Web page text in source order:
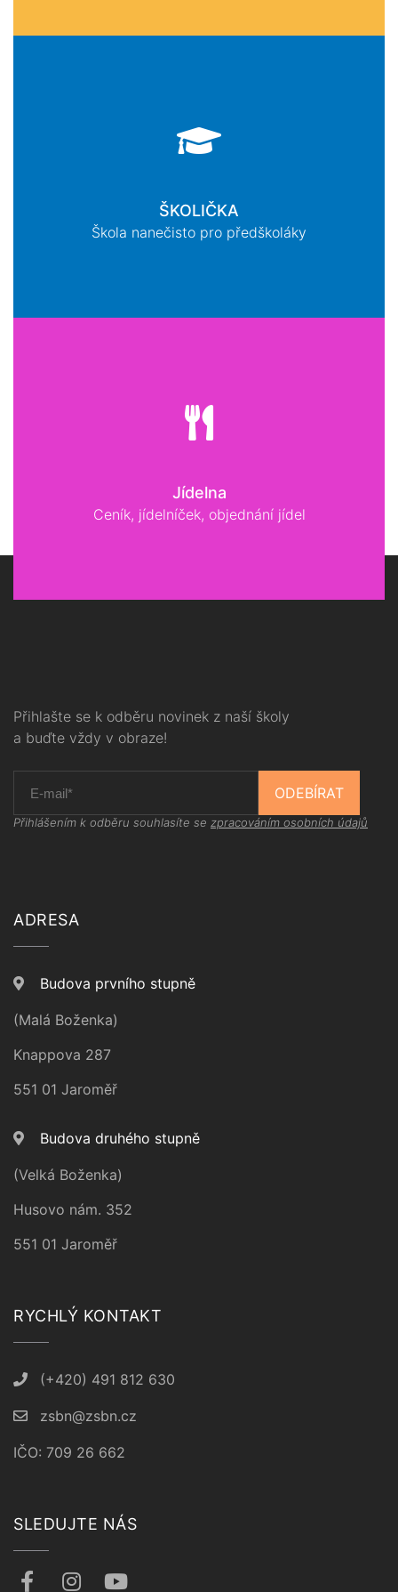
ŠKOLIČKA
Škola nanečisto pro předškoláky
Jídelna
Ceník, jídelníček, objednání jídel
Přihlašte se k odběru novinek z naší školy
a buďte vždy v obraze!
ODEBÍRAT
Přihlášením k odběru souhlasíte se zpracováním osobních údajů
ADRESA
Budova prvního stupně
(Malá Boženka)
Knappova 287
551 01 Jaroměř
Budova druhého stupně
(Velká Boženka)
Husovo nám. 352
551 01 Jaroměř
RYCHLÝ KONTAKT
(+420) 491 812 630
zsbn@zsbn.cz
IČO: 709 26 662
SLEDUJTE NÁS